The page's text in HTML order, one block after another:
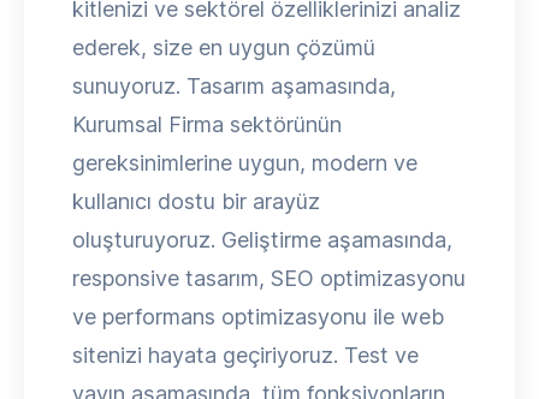
kitlenizi ve sektörel özelliklerinizi analiz
ederek, size en uygun çözümü
sunuyoruz. Tasarım aşamasında,
Kurumsal Firma sektörünün
gereksinimlerine uygun, modern ve
kullanıcı dostu bir arayüz
oluşturuyoruz. Geliştirme aşamasında,
responsive tasarım, SEO optimizasyonu
ve performans optimizasyonu ile web
sitenizi hayata geçiriyoruz. Test ve
yayın aşamasında, tüm fonksiyonların